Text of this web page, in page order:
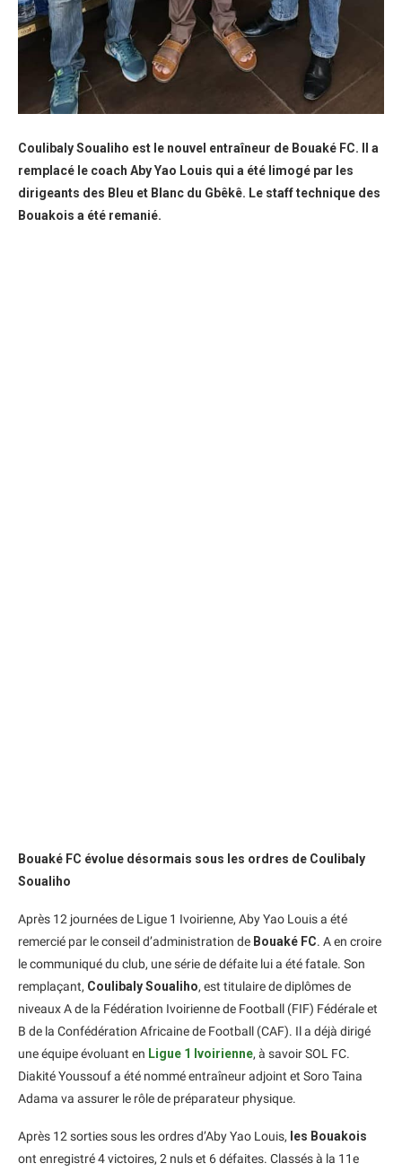
Coulibaly Soualiho est le nouvel entraîneur de Bouaké FC. Il a
remplacé le coach Aby Yao Louis qui a été limogé par les
dirigeants des Bleu et Blanc du Gbêkê. Le staff technique des
Bouakois a été remanié.
Bouaké FC évolue désormais sous les ordres de Coulibaly
Soualiho
Après 12 journées de Ligue 1 Ivoirienne, Aby Yao Louis a été
remercié par le conseil d’administration de Bouaké FC. A en croire
le communiqué du club, une série de défaite lui a été fatale. Son
remplaçant, Coulibaly Soualiho, est titulaire de diplômes de
niveaux A de la Fédération Ivoirienne de Football (FIF) Fédérale et
B de la Confédération Africaine de Football (CAF). Il a déjà dirigé
une équipe évoluant en Ligue 1 Ivoirienne, à savoir SOL FC.
Diakité Youssouf a été nommé entraîneur adjoint et Soro Taina
Adama va assurer le rôle de préparateur physique.
Après 12 sorties sous les ordres d’Aby Yao Louis, les Bouakois
ont enregistré 4 victoires, 2 nuls et 6 défaites. Classés à la 11e